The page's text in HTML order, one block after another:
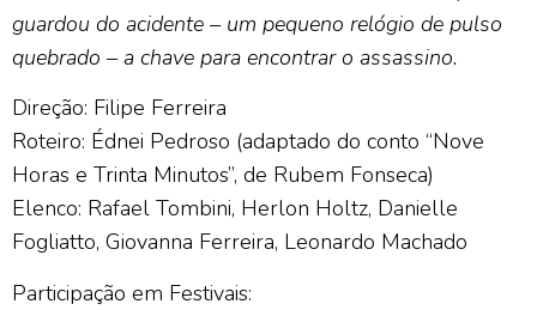
guardou do acidente – um pequeno relógio de pulso
quebrado – a chave para encontrar o assassino.
Direção: Filipe Ferreira
Roteiro: Édnei Pedroso (adaptado do conto “Nove
Horas e Trinta Minutos”, de Rubem Fonseca)
Elenco: Rafael Tombini, Herlon Holtz, Danielle
Fogliatto, Giovanna Ferreira, Leonardo Machado
Participação em Festivais: